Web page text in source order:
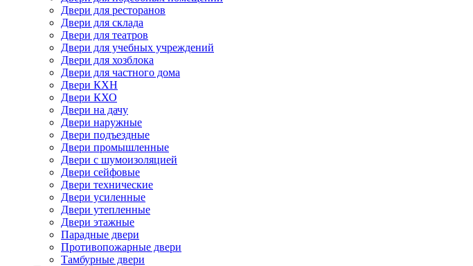
Двери для ресторанов
Двери для склада
Двери для театров
Двери для учебных учреждений
Двери для хозблока
Двери для частного дома
Двери КХН
Двери КХО
Двери на дачу
Двери наружные
Двери подъездные
Двери промышленные
Двери с шумоизоляцией
Двери сейфовые
Двери технические
Двери усиленные
Двери утепленные
Двери этажные
Парадные двери
Противопожарные двери
Тамбурные двери